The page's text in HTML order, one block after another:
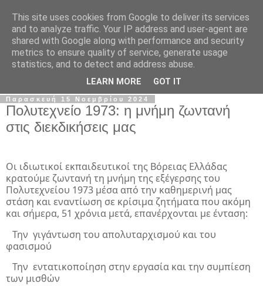
Σ.Ι.Ε.Λ.Β.Ε.
Ο επίσημος ιστότοπος του Συλλόγου Ιδιωτικών
Εκπαιδευτικών Λειτουργών Βόρειας Ελλάδας
Παρασκευή 15 Νοεμβρίου 2024
Πολυτεχνείο 1973: η μνήμη ζωντανή
στις διεκδικήσεις μας
Οι ιδιωτικοί εκπαιδευτικοί της Βόρειας Ελλάδας
κρατούμε ζωντανή τη μνήμη της εξέγερσης του
Πολυτεχνείου 1973 μέσα από την καθημερινή μας
στάση και εναντίωση σε κρίσιμα ζητήματα που ακόμη
και σήμερα, 51 χρόνια μετά, επανέρχονται με ένταση:
Την γιγάντωση του απολυταρχισμού και του
φασισμού
Την εντατικοποίηση στην εργασία και την συμπίεση
των μισθών
This site uses cookies from Google to deliver its services
and to analyze traffic. Your IP address and user-agent are
shared with Google along with performance and security
metrics to ensure quality of service, generate usage
statistics, and to detect and address abuse.
LEARN MORE GOT IT